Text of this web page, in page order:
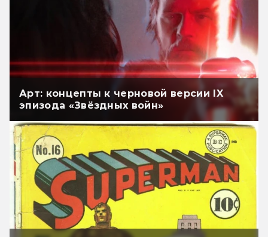
Арт: концепты к черновой версии IX
эпизода «Звёздных войн»